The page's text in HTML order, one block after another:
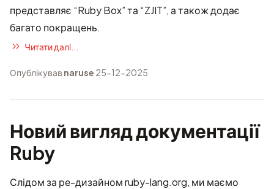
представляє “Ruby Box” та “ZJIT”, а також додає
багато покращень.
Читати далі...
Опублікував naruse 25-12-2025
Новий вигляд документації
Ruby
Слідом за ре-дизайном ruby-lang.org, ми маємо